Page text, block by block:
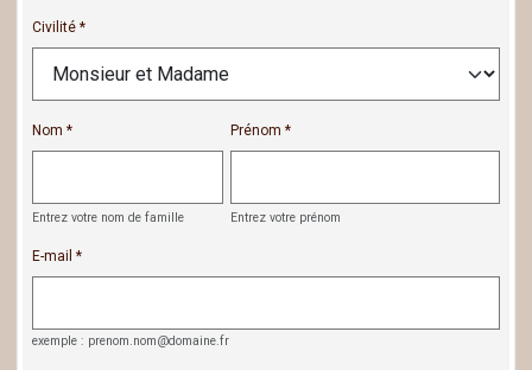
Civilité
Nom
Entrez votre nom de famille
Prénom
Entrez votre prénom
E-mail
exemple : prenom.nom@domaine.fr